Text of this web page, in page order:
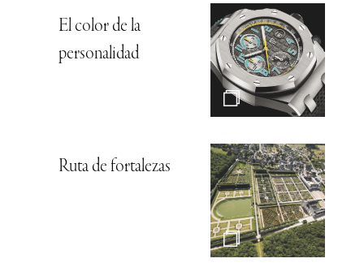
El color de la
personalidad
Ruta de fortalezas